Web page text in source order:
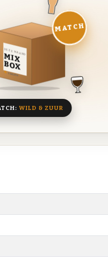
DEZE MAAND
MIX
BOX
8 BIEREN
MATCH
WILD & ZUUR